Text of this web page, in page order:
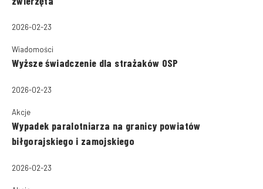
2026-02-23
Wiadomości
Wyższe świadczenie dla strażaków OSP
2026-02-23
Akcje
Wypadek paralotniarza na granicy powiatów
biłgorajskiego i zamojskiego
2026-02-23